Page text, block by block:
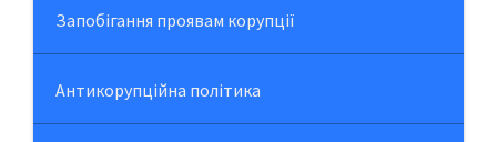
Запобігання проявам корупції
Антикорупційна політика